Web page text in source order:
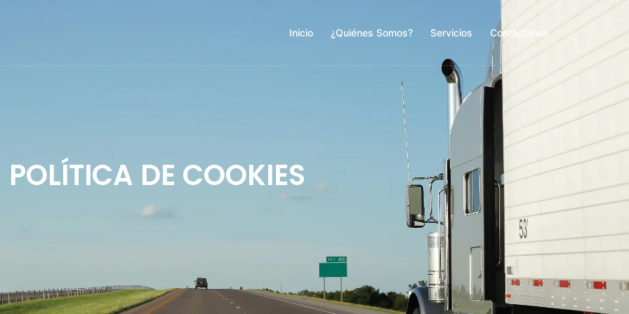
Inicio ¿Quiénes Somos? Servicios Contáctanos
POLÍTICA DE COOKIES